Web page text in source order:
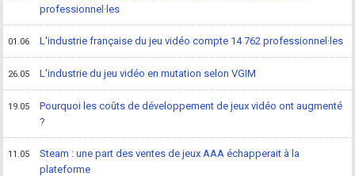
professionnel·les
01.06 L'industrie française du jeu vidéo compte 14 762 professionnel·les
26.05 L'industrie du jeu vidéo en mutation selon VGIM
19.05
Pourquoi les coûts de développement de jeux vidéo ont augmenté
?
11.05
Steam : une part des ventes de jeux AAA échapperait à la
plateforme